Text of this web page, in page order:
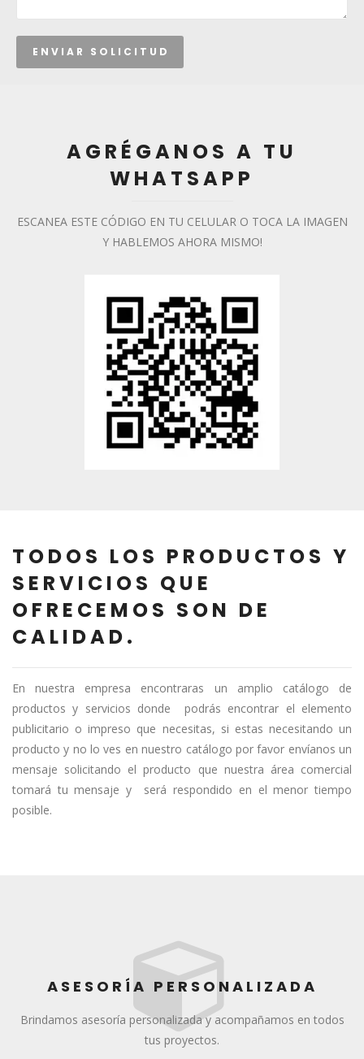
AGRÉGANOS A TU
WHATSAPP
ESCANEA ESTE CÓDIGO EN TU CELULAR O TOCA LA IMAGEN
Y HABLEMOS AHORA MISMO!
TODOS LOS PRODUCTOS Y
SERVICIOS QUE
OFRECEMOS SON DE
CALIDAD.
En nuestra empresa encontraras un amplio catálogo de
productos y servicios donde podrás encontrar el elemento
publicitario o impreso que necesitas, si estas necesitando un
producto y no lo ves en nuestro catálogo por favor envíanos un
mensaje solicitando el producto que nuestra área comercial
tomará tu mensaje y será respondido en el menor tiempo
posible.
ASESORÍA PERSONALIZADA
Brindamos asesoría personalizada y acompañamos en todos
tus proyectos.